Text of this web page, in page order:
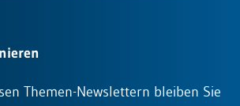
Themen-Newslettern bleiben Sie